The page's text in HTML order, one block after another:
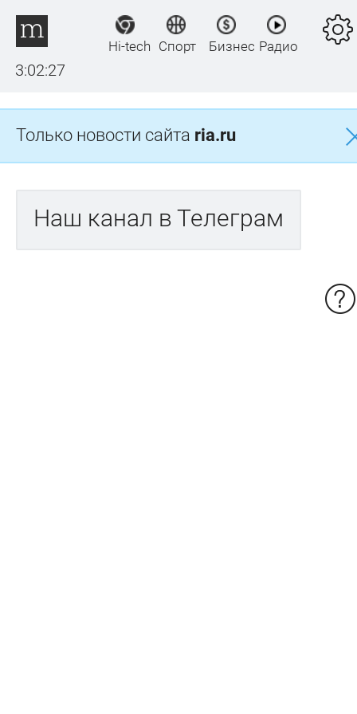
3:02:27
Hi-tech Спорт Бизнес Радио
Только новости сайта ria.ru
Наш канал в Телеграм